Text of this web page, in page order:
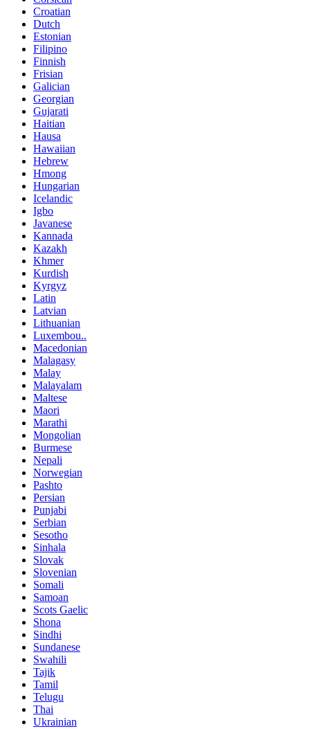
Croatian
Dutch
Estonian
Filipino
Finnish
Frisian
Galician
Georgian
Gujarati
Haitian
Hausa
Hawaiian
Hebrew
Hmong
Hungarian
Icelandic
Igbo
Javanese
Kannada
Kazakh
Khmer
Kurdish
Kyrgyz
Latin
Latvian
Lithuanian
Luxembou..
Macedonian
Malagasy
Malay
Malayalam
Maltese
Maori
Marathi
Mongolian
Burmese
Nepali
Norwegian
Pashto
Persian
Punjabi
Serbian
Sesotho
Sinhala
Slovak
Slovenian
Somali
Samoan
Scots Gaelic
Shona
Sindhi
Sundanese
Swahili
Tajik
Tamil
Telugu
Thai
Ukrainian